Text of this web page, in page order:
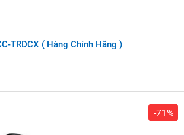
TRDCX ( Hàng Chính Hãng )
-71%